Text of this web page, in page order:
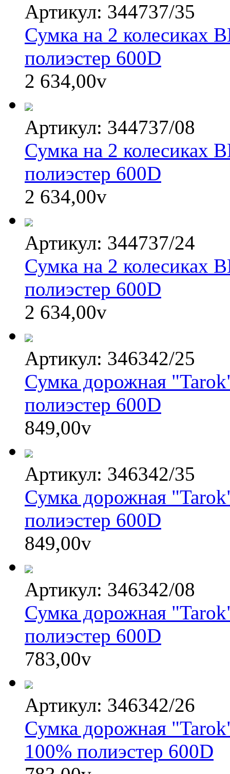
Артикул: 344737/35
Сумка на 2 колесиках
полиэстер 600D
2 634,00v
Артикул: 344737/08
Сумка на 2 колесиках
полиэстер 600D
2 634,00v
Артикул: 344737/24
Сумка на 2 колесиках
полиэстер 600D
2 634,00v
Артикул: 346342/25
Сумка дорожная
полиэстер 600D
849,00v
Артикул: 346342/35
Сумка дорожная
полиэстер 600D
849,00v
Артикул: 346342/08
Сумка дорожная
полиэстер 600D
783,00v
Артикул: 346342/26
Сумка дорожная
100% полиэстер 600D